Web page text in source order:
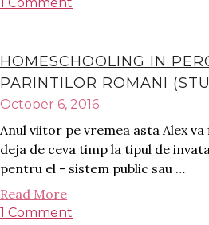
HOMESCHOOLING IN
PARINTILOR ROMANI
October 6, 2016
Anul viitor pe vremea asta Alex
deja de ceva timp la tipul de
pentru el - sistem public sau …
Read More
1 Comment